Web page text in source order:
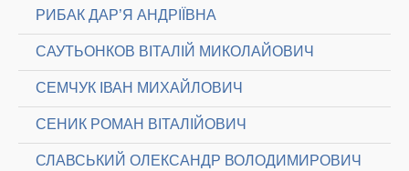
РИБАК ДАР’Я АНДРІЇВНА
САУТЬОНКОВ ВІТАЛІЙ МИКОЛАЙОВИЧ
СЕМЧУК ІВАН МИХАЙЛОВИЧ
СЕНИК РОМАН ВІТАЛІЙОВИЧ
СЛАВСЬКИЙ ОЛЕКСАНДР ВОЛОДИМИРОВИЧ